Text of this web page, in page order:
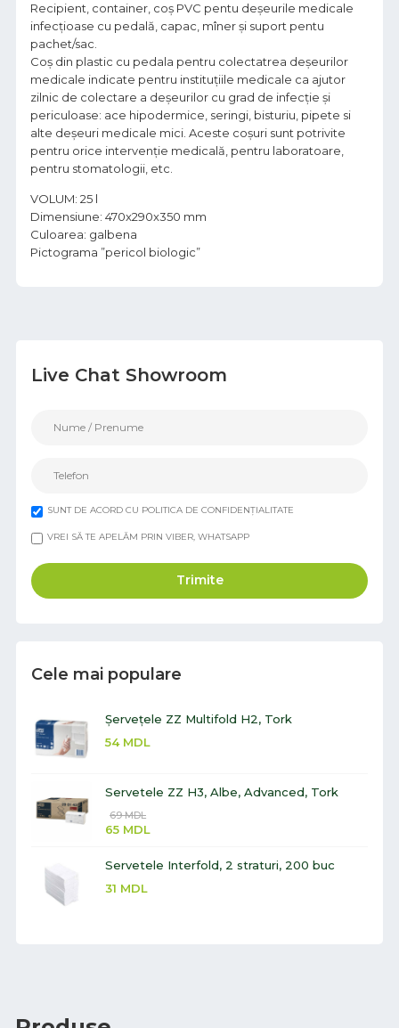
Live Chat Showroom
SUNT DE ACORD CU POLITICA DE CONFIDENȚIALITATE
VREI SĂ TE APELĂM PRIN VIBER, WHATSAPP
Trimite
Cele mai populare
Șervețele ZZ Multifold H2, Tork
54 MDL
Servetele ZZ H3, Albe, Advanced, Tork
69MDL
65 MDL
Servetele Interfold, 2 straturi, 200 buc
31 MDL
Recipient, container, coș PVC pentu deşeurile medicale
infecțioase cu pedală, capac, mîner și suport pentu
pachet/sac.
Coș din plastic cu pedala pentru colectatrea deșeurilor
medicale indicate pentru instituțiile medicale ca ajutor
zilnic de colectare a deșeurilor cu grad de infecție și
periculoase: ace hipodermice, seringi, bisturiu, pipete si
alte deșeuri medicale mici. Aceste coșuri sunt potrivite
pentru orice intervenție medicală, pentru laboratoare,
pentru stomatologii, etc.
VOLUM: 25 l
Dimensiune: 470x290x350 mm
Culoarea: galbena
Pictograma ”pericol biologic”